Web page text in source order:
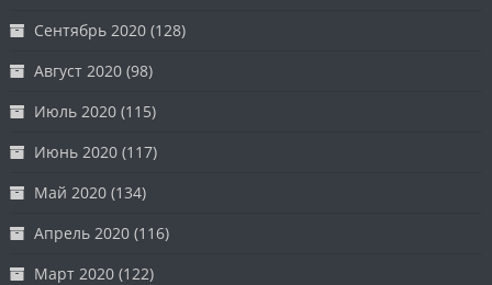
Сентябрь 2020 (128)
Август 2020 (98)
Июль 2020 (115)
Июнь 2020 (117)
Май 2020 (134)
Апрель 2020 (116)
Март 2020 (122)